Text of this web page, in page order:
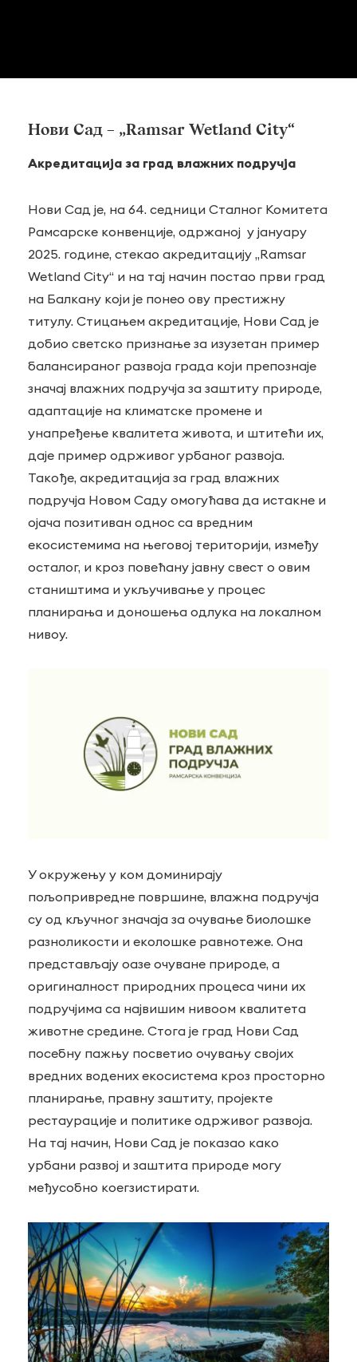
Нови Сад – „Ramsar Wetland City“
Акредитација за град влажних подручја
Нови Сад је, на 64. седници Сталног Комитета
Рамсарске конвенције, одржаној у јануару
2025. године, стекао акредитацију „Ramsar
Wetland City“ и на тај начин постао први град
на Балкану који је понео ову престижну
титулу. Стицањем акредитације, Нови Сад је
добио светско признање за изузетан пример
балансираног развоја града који препознаје
значај влажних подручја за заштиту природе,
адаптације на климатске промене и
унапређење квалитета живота, и штитећи их,
даје пример одрживог урбаног развоја.
Такође, акредитација за град влажних
подручја Новом Саду омогућава да истакне и
ојача позитиван однос са вредним
екосистемима на његовој територији, између
осталог, и кроз повећану јавну свест о овим
стаништима и укључивање у процес
планирања и доношења одлука на локалном
нивоу.
У окружењу у ком доминирају
пољопривредне површине, влажна подручја
су од кључног значаја за очување биолошке
разноликости и еколошке равнотеже. Она
представљају оазе очуване природе, а
оригиналност природних процеса чини их
подручјима са највишим нивоом квалитета
животне средине. Стога је град Нови Сад
посебну пажњу посветио очувању својих
вредних водених екосистема кроз просторно
планирање, правну заштиту, пројекте
рестаурације и политике одрживог развоја.
На тај начин, Нови Сад је показао како
урбани развој и заштита природе могу
међусобно коегзистирати.